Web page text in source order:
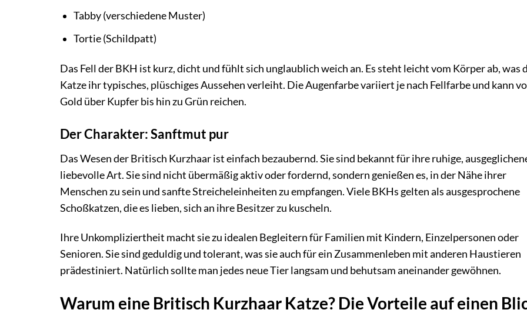
Tabby (verschiedene Muster)
Tortie (Schildpatt)
Das Fell der BKH ist kurz, dicht und fühlt sich unglaublich weich an. Es steht leicht vom Körper ab, was
Katze ihr typisches, plüschiges Aussehen verleiht. Die Augenfarbe variiert je nach Fellfarbe und kann
Gold über Kupfer bis hin zu Grün reichen.
Der Charakter: Sanftmut pur
Das Wesen der Britisch Kurzhaar ist einfach bezaubernd. Sie sind bekannt für ihre ruhige,
liebevolle Art. Sie sind nicht übermäßig aktiv oder fordernd, sondern genießen es, in der Nähe ihrer
Menschen zu sein und sanfte Streicheleinheiten zu empfangen. Viele BKHs gelten als ausgesprochene
Schoßkatzen, die es lieben, sich an ihre Besitzer zu kuscheln.
Ihre Unkompliziertheit macht sie zu idealen Begleitern für Familien mit Kindern, Einzelpersonen oder
Senioren. Sie sind geduldig und tolerant, was sie auch für ein Zusammenleben mit anderen Haustieren
prädestiniert. Natürlich sollte man jedes neue Tier langsam und behutsam aneinander gewöhnen.
Warum eine Britisch Kurzhaar Katze? Die Vorteile auf einen